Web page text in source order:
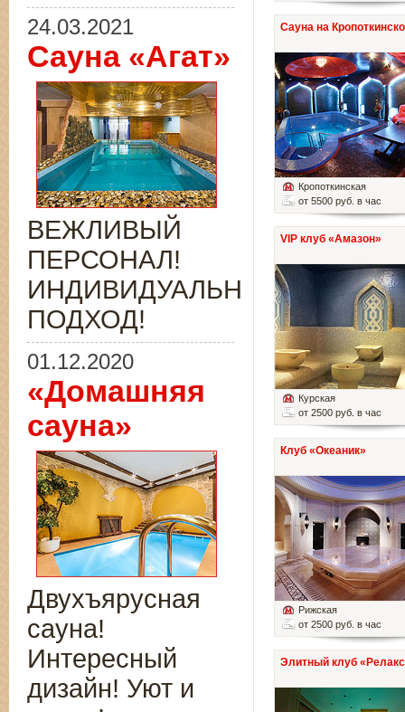
Сауна на
Кропоткинская
от 5500 руб. в час
VIP клуб «Амазон»
Курская
от 2500 руб. в час
Клуб «Океаник»
Рижская
от 2500 руб. в час
Элитный клуб
24.03.2021
Сауна «Агат»
ВЕЖЛИВЫЙ
ПЕРСОНАЛ!
ИНДИВИДУАЛЬНЫЙ
ПОДХОД!
01.12.2020
«Домашняя
сауна»
Двухъярусная
сауна!
Интересный
дизайн! Уют и